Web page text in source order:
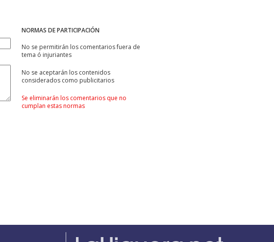
NORMAS DE PARTICIPACIÓN
No se permitirán los comentarios fuera de
tema ó injuriantes
No se aceptarán los contenidos
considerados como publicitarios
Se eliminarán los comentarios que no
cumplan estas normas